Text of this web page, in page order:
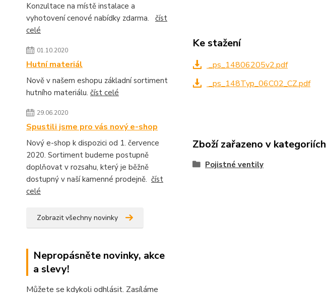
Konzultace na místě instalace a
vyhotovení cenové nabídky zdarma. číst
celé
01.10.2020
Hutní materiál
Nově v našem eshopu základní sortiment
hutního materiálu. číst celé
29.06.2020
Spustili jsme pro vás nový e-shop
Nový e-shop k dispozici od 1. července
2020. Sortiment budeme postupně
doplňovat v rozsahu, který je běžně
dostupný v naší kamenné prodejně. číst
celé
Zobrazit všechny novinky
Nepropásněte novinky, akce
a slevy!
Můžete se kdykoli odhlásit. Zasíláme
Ke stažení
_ps_14806205v2.pdf
_ps_148Typ_06C02_CZ.pdf
Zboží zařazeno v kategoriích
Pojistné ventily